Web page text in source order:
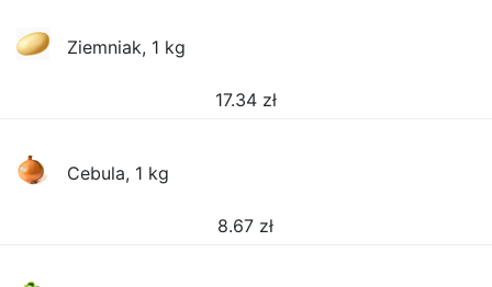
Ziemniak, 1 kg
17.34 zł
Cebula, 1 kg
8.67 zł